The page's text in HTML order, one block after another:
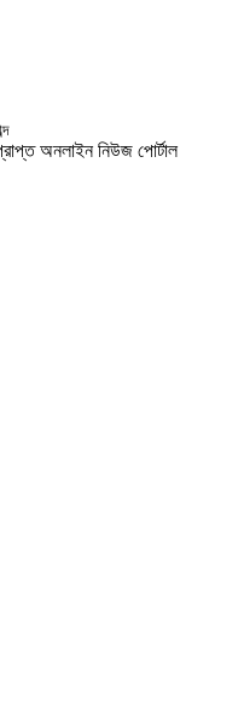
অনলাইন নিউজ পোর্টাল